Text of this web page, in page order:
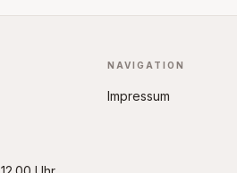
NAVIGATION
Impressum